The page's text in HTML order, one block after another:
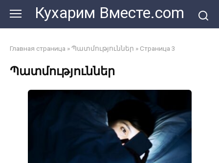
контенту
Кухарим Вместе.com
Главная страница »Պատմություններ » Страница 3
Պատմություններ